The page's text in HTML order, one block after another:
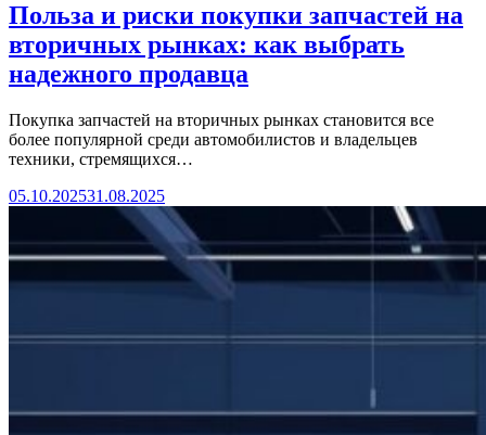
Польза и риски покупки запчастей на
вторичных рынках: как выбрать
надежного продавца
Покупка запчастей на вторичных рынках становится все
более популярной среди автомобилистов и владельцев
техники, стремящихся…
05.10.202531.08.2025